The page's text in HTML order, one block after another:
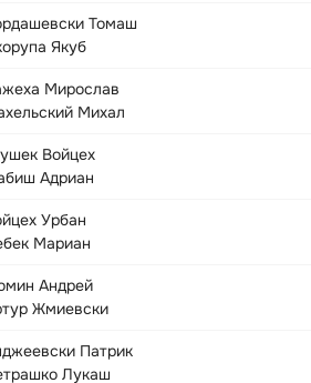
Томаш
Якуб
Мирослав
Михал
Войцех
Адриан
Урбан
Мариан
Андрей
Жмиевски
Патрик
Лукаш